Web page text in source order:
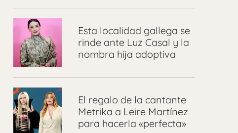
Esta localidad gallega se
rinde ante Luz Casal y la
nombra hija adoptiva
El regalo de la cantante
Metrika a Leire Martínez
para hacerla «perfecta»